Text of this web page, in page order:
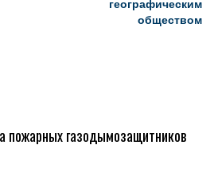
географическим
обществом
пожарных газодымозащитников